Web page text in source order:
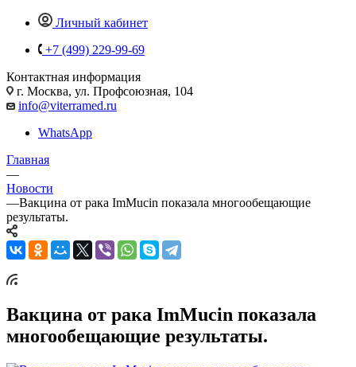
Личный кабинет
+7 (499) 229-99-69
Контактная информация
г. Москва, ул. Профсоюзная, 104
info@viterramed.ru
WhatsApp
Главная
—
Новости
—Вакцина от рака ImMucin показала многообещающие
результаты.
Вакцина от рака ImMucin показала
многообещающие результаты.